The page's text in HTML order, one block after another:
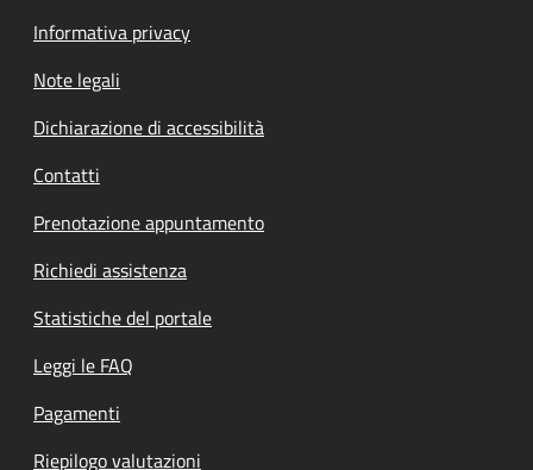
Informativa privacy
Note legali
Dichiarazione di accessibilità
Contatti
Prenotazione appuntamento
Richiedi assistenza
Statistiche del portale
Leggi le FAQ
Pagamenti
Riepilogo valutazioni